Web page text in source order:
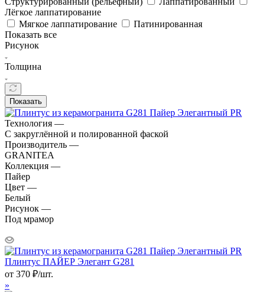
Лёгкое лаппатирование
Мягкое лаппатирование
Патинированная
Показать все
Рисунок
Толщина
Показать
Технология —
С закруглённой и полированной фаской
Производитель —
GRANITEA
Коллекция —
Пайер
Цвет —
Белый
Рисунок —
Под мрамор
Плинтус ПАЙЕР Элегант G281
от 370 ₽/шт.
»